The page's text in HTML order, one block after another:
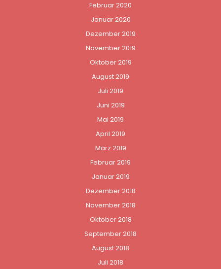
Februar 2020
Januar 2020
Dezember 2019
November 2019
Oktober 2019
August 2019
Juli 2019
Juni 2019
Mai 2019
April 2019
März 2019
Februar 2019
Januar 2019
Dezember 2018
November 2018
Oktober 2018
September 2018
August 2018
Juli 2018